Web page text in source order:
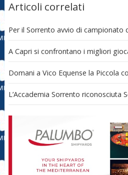
Articoli correlati
Per il Sorrento avvio di campionato
A Capri si confrontano i migliori
Domani a Vico Equense la Piccola
L’Accademia Sorrento riconosciuta